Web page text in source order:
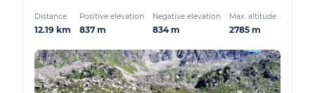
Distance
12.19 km
Positive elevation
837 m
Negative elevation
834 m
Max. altitude
2785 m